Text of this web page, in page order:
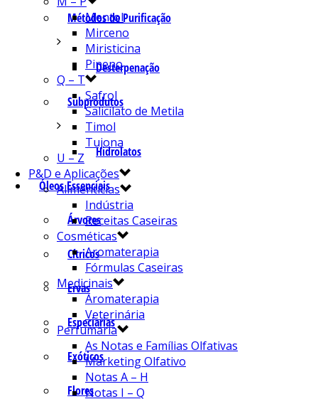
Métodos de Purificação
Desterpenação
Subprodutos
Hidrolatos
Óleos Essenciais
Árvores
Cítricos
Ervas
Especiarias
Exóticos
Flores
Mentol
Mirceno
Miristicina
Pineno
Q – T
Safrol
Salicilato de Metila
Timol
Tujona
U – Z
P&D e Aplicações
Alimentícias
Indústria
Receitas Caseiras
Cosméticas
Aromaterapia
Fórmulas Caseiras
Medicinais
Aromaterapia
Veterinária
Perfumaria
As Notas e Famílias Olfativas
Marketing Olfativo
Notas A – H
Notas I – Q